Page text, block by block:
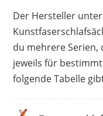
Der Hersteller
du mehrere Serien,
jeweils für
folgende Tabelle